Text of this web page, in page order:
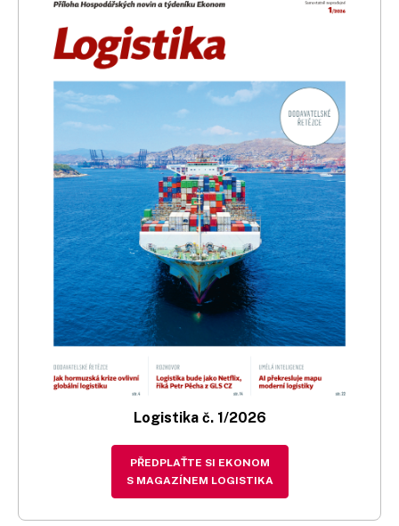
Logistika č. 1/2026
PŘEDPLAŤTE SI EKONOM
S MAGAZÍNEM LOGISTIKA